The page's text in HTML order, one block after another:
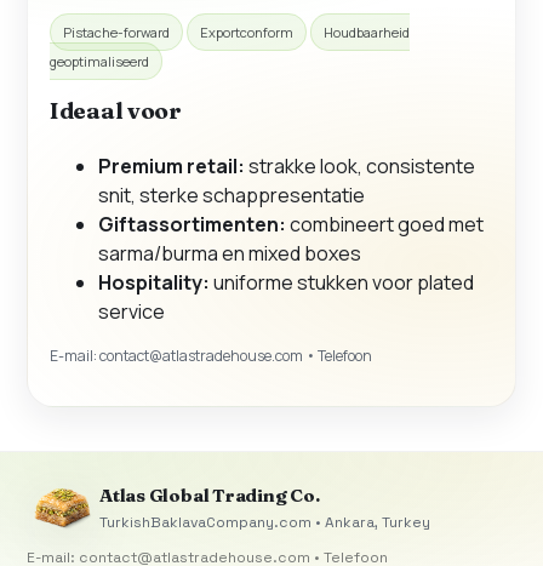
Pistache-forward Exportconform
Houdbaarheid
geoptimaliseerd
Ideaal voor
Premium retail: strakke look, consistente
snit, sterke schappresentatie
Giftassortimenten: combineert goed met
sarma/burma en mixed boxes
Hospitality: uniforme stukken voor plated
service
E-mail:contact@atlastradehouse.com • Telefoon
Atlas Global Trading Co.
TurkishBaklavaCompany.com • Ankara, Turkey
E-mail: contact@atlastradehouse.com • Telefoon